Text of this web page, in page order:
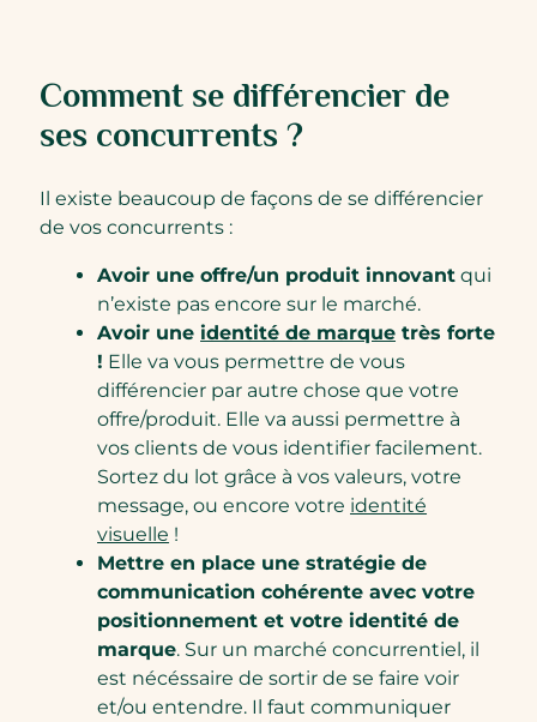
Comment se différencier de
ses concurrents ?
Il existe beaucoup de façons de se différencier
de vos concurrents :
Avoir une offre/un produit innovant qui
n’existe pas encore sur le marché.
Avoir uneidentité de marque très forte
! Elle va vous permettre de vous
différencier par autre chose que votre
offre/produit. Elle va aussi permettre à
vos clients de vous identifier facilement.
Sortez du lot grâce à vos valeurs, votre
message, ou encore votre identité
visuelle !
Mettre en place une stratégie de
communication cohérente avec votre
positionnement et votre identité de
marque. Sur un marché concurrentiel, il
est nécéssaire de sortir de se faire voir
et/ou entendre. Il faut communiquer